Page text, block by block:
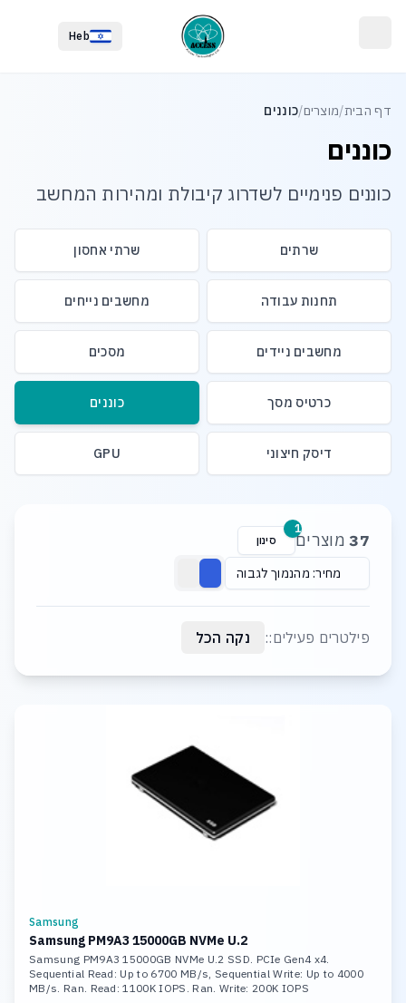
Heb
דף הבית/מוצרים/כוננים
כוננים
כוננים פנימיים לשדרוג קיבולת ומהירות המחשב
שרתים שרתי אחסון
תחנות עבודה מחשבים נייחים
מחשבים ניידים מסכים
כרטיס מסך כוננים
דיסק חיצוני GPU
37מוצרים סינון
1
מחיר: מהנמוך לגבוה
פילטרים פעילים:: נקה הכל
Samsung
Samsung PM9A3 15000GB NVMe U.2
Samsung PM9A3 15000GB NVMe U.2 SSD. PCIe Gen4 x4.
Sequential Read: Up to 6700 MB/s, Sequential Write: Up to 4000
MB/s. Ran. Read: 1100K IOPS. Ran. Write: 200K IOPS